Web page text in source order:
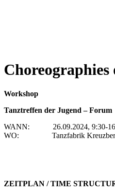
Choreographies
Workshop
Tanztreffen der Jugend – Forum
WANN: 26.09.2024, 9:30-
WO: Tanzfabrik Kreuzberg,
ZEITPLAN / TIME